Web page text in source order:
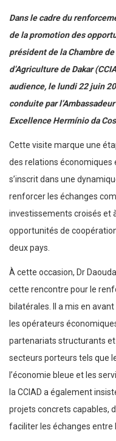
Dans le cadre du
de la promotion des
président de la Chambre
d’Agriculture de Dakar
audience, le lundi 22 juin
conduite par
Excellence Hermínio da
Cette visite marque une
des relations économiques
s’inscrit dans une
renforcer les échanges
investissements croisés et
opportunités de
deux pays.
À cette occasion, Dr
cette rencontre pour le
bilatérales. Il a mis en
les opérateurs
partenariats structurants
secteurs porteurs tels que
l’économie bleue et les
la CCIAD a également
projets concrets capables,
faciliter les échanges entre